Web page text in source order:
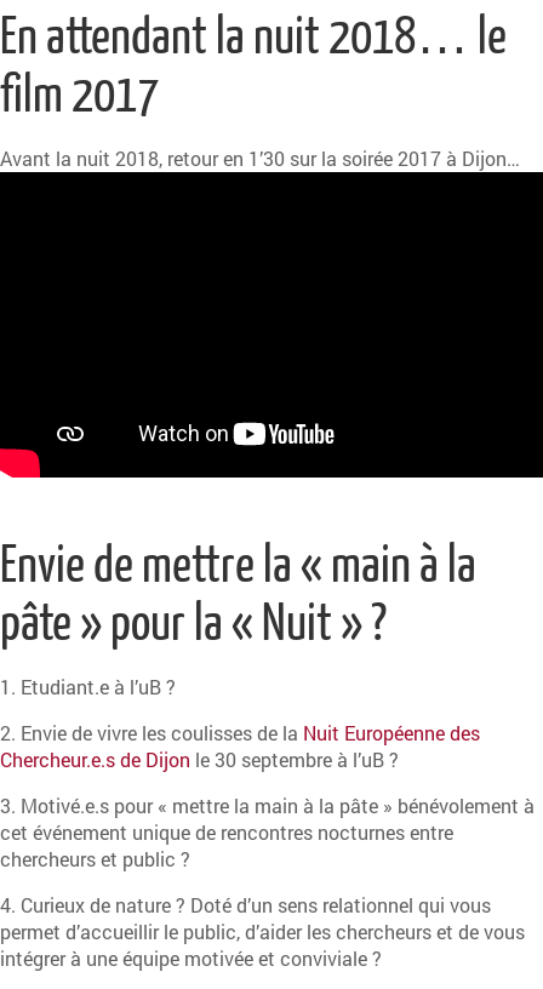
En attendant la nuit 2018… le
film 2017
Avant la nuit 2018, retour en 1’30 sur la soirée 2017 à Dijon…
Envie de mettre la « main à la
pâte » pour la « Nuit » ?
1. Etudiant.e à l’uB ?
2. Envie de vivre les coulisses de la Nuit Européenne des
Chercheur.e.s de Dijon le 30 septembre à l’uB ?
3. Motivé.e.s pour « mettre la main à la pâte » bénévolement à
cet événement unique de rencontres nocturnes entre
chercheurs et public ?
4. Curieux de nature ? Doté d’un sens relationnel qui vous
permet d’accueillir le public, d’aider les chercheurs et de vous
intégrer à une équipe motivée et conviviale ?